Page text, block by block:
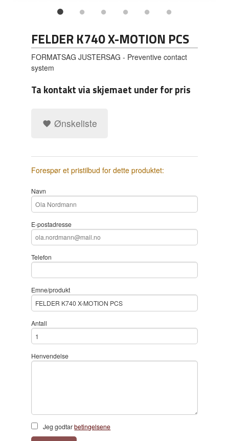
FELDER K740 X-MOTION PCS
FORMATSAG JUSTERSAG - Preventive contact
system
Ta kontakt via skjemaet under for pris
Ønskeliste
Forespør et pristilbud for dette produktet:
Navn
E-postadresse
Telefon
Emne/produkt
Antall
Henvendelse
Jeg godtarbetingelsene